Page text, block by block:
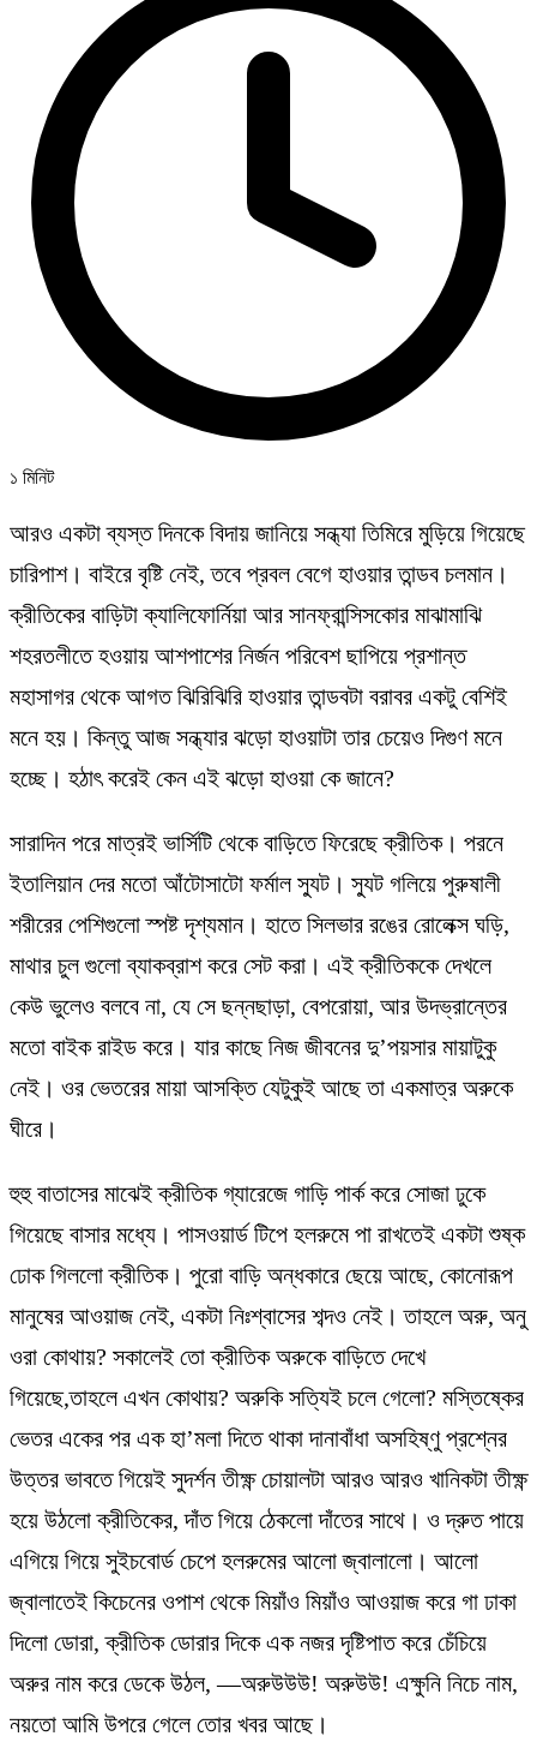
১ মিনিট
আরও একটা ব্যস্ত দিনকে বিদায় জানিয়ে সন্ধ্যা তিমিরে মুড়িয়ে গিয়েছে
চারিপাশ। বাইরে বৃষ্টি নেই, তবে প্রবল বেগে হাওয়ার তান্ডব চলমান।
ক্রীতিকের বাড়িটা ক্যালিফোর্নিয়া আর সানফ্রান্সিসকোর মাঝামাঝি
শহরতলীতে হওয়ায় আশপাশের নির্জন পরিবেশ ছাপিয়ে প্রশান্ত
মহাসাগর থেকে আগত ঝিরিঝিরি হাওয়ার তান্ডবটা বরাবর একটু বেশিই
মনে হয়। কিন্তু আজ সন্ধ্যার ঝড়ো হাওয়াটা তার চেয়েও দিগুণ মনে
হচ্ছে। হঠাৎ করেই কেন এই ঝড়ো হাওয়া কে জানে?
সারাদিন পরে মাত্রই ভার্সিটি থেকে বাড়িতে ফিরেছে ক্রীতিক। পরনে
ইতালিয়ান দের মতো আঁটোসাটো ফর্মাল স্যুট। স্যুট গলিয়ে পুরুষালী
শরীরের পেশিগুলো স্পষ্ট দৃশ্যমান। হাতে সিলভার রঙের রোলেক্স ঘড়ি,
মাথার চুল গুলো ব্যাকব্রাশ করে সেট করা। এই ক্রীতিককে দেখলে
কেউ ভুলেও বলবে না, যে সে ছন্নছাড়া, বেপরোয়া, আর উদভ্রান্তের
মতো বাইক রাইড করে। যার কাছে নিজ জীবনের দু’পয়সার মায়াটুকু
নেই। ওর ভেতরের মায়া আসক্তি যেটুকুই আছে তা একমাত্র অরুকে
ঘীরে।
হুহু বাতাসের মাঝেই ক্রীতিক গ্যারেজে গাড়ি পার্ক করে সোজা ঢুকে
গিয়েছে বাসার মধ্যে। পাসওয়ার্ড টিপে হলরুমে পা রাখতেই একটা শুষ্ক
ঢোক গিললো ক্রীতিক। পুরো বাড়ি অন্ধকারে ছেয়ে আছে, কোনোরূপ
মানুষের আওয়াজ নেই, একটা নিঃশ্বাসের শব্দও নেই। তাহলে অরু, অনু
ওরা কোথায়? সকালেই তো ক্রীতিক অরুকে বাড়িতে দেখে
গিয়েছে,তাহলে এখন কোথায়? অরুকি সত্যিই চলে গেলো? মস্তিষ্কের
ভেতর একের পর এক হা’মলা দিতে থাকা দানাবাঁধা অসহিষ্ণু প্রশ্নের
উত্তর ভাবতে গিয়েই সুদর্শন তীক্ষ্ণ চোয়ালটা আরও আরও খানিকটা তীক্ষ্ণ
হয়ে উঠলো ক্রীতিকের, দাঁত গিয়ে ঠেকলো দাঁতের সাথে। ও দ্রুত পায়ে
এগিয়ে গিয়ে সুইচবোর্ড চেপে হলরুমের আলো জ্বালালো। আলো
জ্বালাতেই কিচেনের ওপাশ থেকে মিয়াঁও মিয়াঁও আওয়াজ করে গা ঢাকা
দিলো ডোরা, ক্রীতিক ডোরার দিকে এক নজর দৃষ্টিপাত করে চেঁচিয়ে
অরুর নাম করে ডেকে উঠল, —অরুউউউ! অরুউউ! এক্ষুনি নিচে নাম,
নয়তো আমি উপরে গেলে তোর খবর আছে।